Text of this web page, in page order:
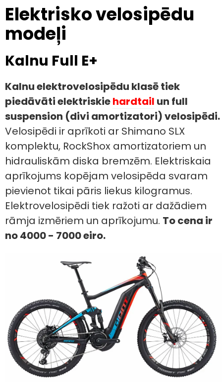
Elektrisko velosipēdu
modeļi
Kalnu Full E+
Kalnu elektrovelosipēdu klasē tiek
piedāvāti elektriskiehardtail un full
suspension (divi amortizatori) velosipēdi.
Velosipēdi ir aprīkoti ar Shimano SLX
komplektu, RockShox amortizatoriem un
hidrauliskām diska bremzēm. Elektriskaia
aprīkojums kopējam velosipēda svaram
pievienot tikai pāris liekus kilogramus.
Elektrovelosipēdi tiek ražoti ar dažādiem
rāmja izmēriem un aprīkojumu. To cena ir
no 4000 - 7000 eiro.